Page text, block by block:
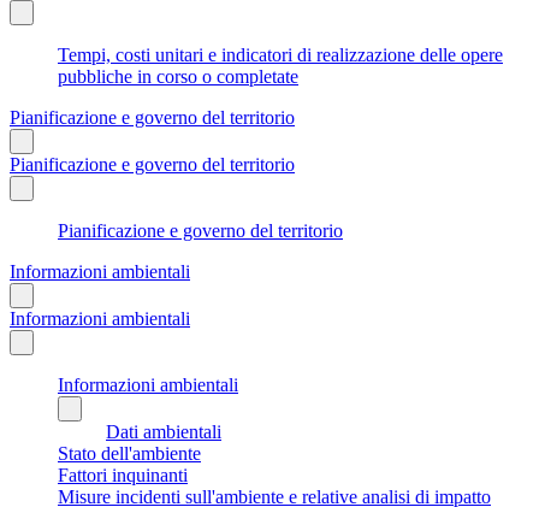
Tempi, costi unitari e indicatori di realizzazione delle opere
pubbliche in corso o completate
Pianificazione e governo del territorio
Pianificazione e governo del territorio
Pianificazione e governo del territorio
Informazioni ambientali
Informazioni ambientali
Informazioni ambientali
Dati ambientali
Stato dell'ambiente
Fattori inquinanti
Misure incidenti sull'ambiente e relative analisi di impatto